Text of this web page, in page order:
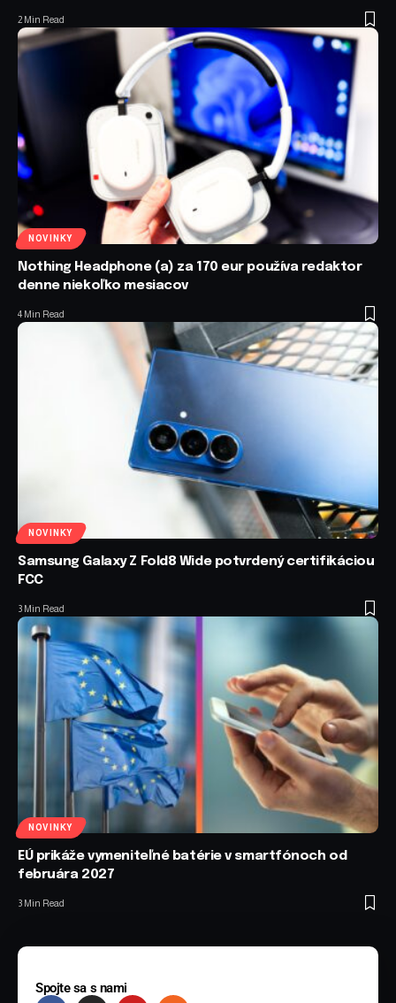
2 Min Read
NOVINKY
Nothing Headphone (a) za 170 eur používa redaktor
denne niekoľko mesiacov
4 Min Read
NOVINKY
Samsung Galaxy Z Fold8 Wide potvrdený certifikáciou
FCC
3 Min Read
NOVINKY
EÚ prikáže vymeniteľné batérie v smartfónoch od
februára 2027
3 Min Read
Spojte sa s nami